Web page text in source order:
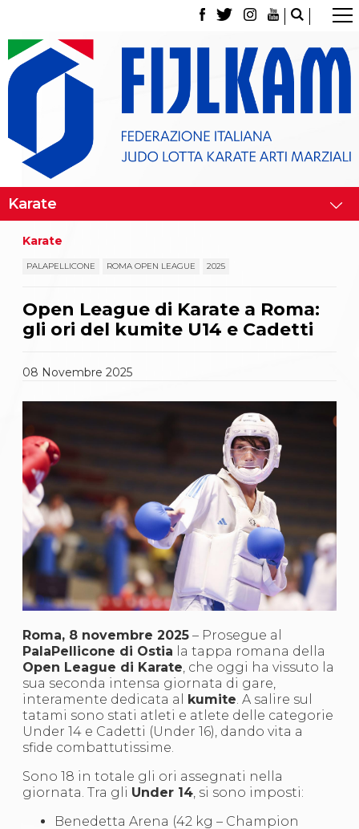
La Federazione
Tesseramento
Contatti
Norme e modulistica Affiliazioni e Tesseramenti
Classifica Società Sportive con più di 100 atleti
tesserati
Giustizia Sportiva
Partners
La disciplina
News
Gare e Risultati
Attività Didattica
Albi Federali
Karate
La disciplina
News
Gare e Risultati
Attività Didattica
Albi Federali
Arti marziali
Ju Jitsu
Sumo
Capoeira
Grappling
BJJ
Pancrazio/Pankration
S'istrumpa
News
Difesa Personale MGA
La disciplina
Karate
PALAPELLICONE ROMA OPEN LEAGUE 2025
Open League di Karate a Roma:
gli ori del kumite U14 e Cadetti
08 Novembre2025
Roma, 8 novembre 2025 – Prosegue al
PalaPellicone di Ostia la tappa romana della
Open League di Karate, che oggi ha vissuto la
sua seconda intensa giornata di gare,
interamente dedicata al
kumite. A salire sul
tatami sono stati atleti e atlete delle categorie
Under 14 e Cadetti (Under 16), dando vita a
sfide combattutissime.
Sono 18 in totale gli ori assegnati nella
giornata. Tra gli Under 14, si sono imposti:
Benedetta Arena (42 kg – Champion